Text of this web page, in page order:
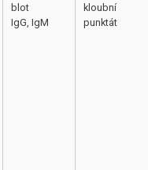
blot
IgG, IgM
kloubní
punktát